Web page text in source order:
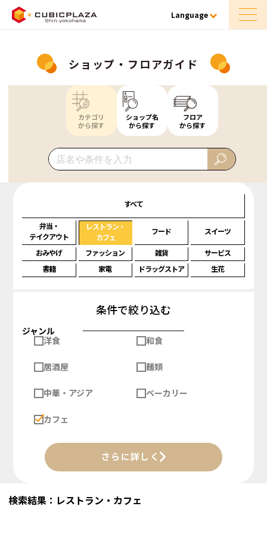
Language
ショップ・フロアガイド
カテゴリ
から探す
ショップ名
から探す
フロア
から探す
すべて
弁当・
テイクアウト
レストラン・
カフェ
フード スイーツ
おみやげ ファッション 雑貨
サービス
書籍
家電 ドラッグストア 生花
条件で絞り込む
ジャンル
洋食
和食
居酒屋 麺類
中華・アジア ベーカリー
カフェ
さらに詳しく
検索結果：レストラン・カフェ